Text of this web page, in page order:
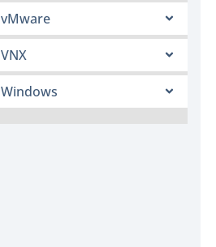
vMware
VNX
Windows